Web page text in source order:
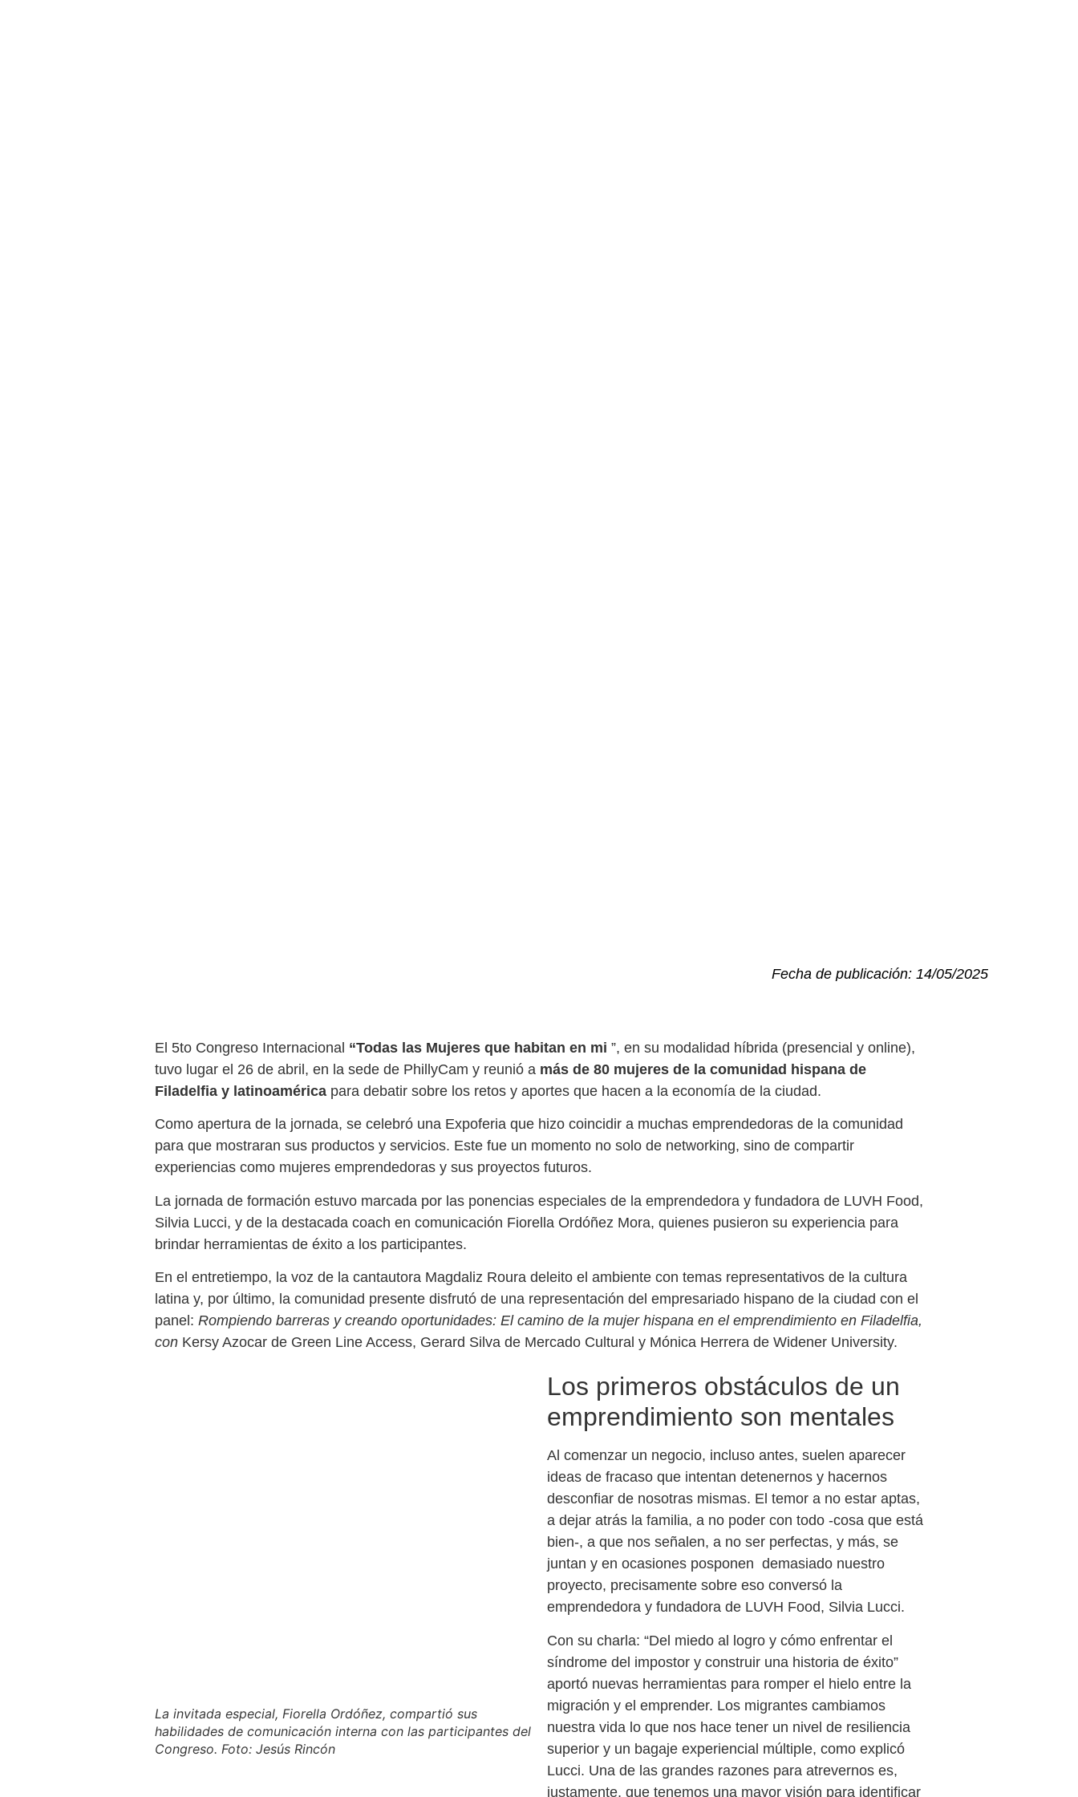
Fecha de publicación: 14/05/2025
El 5to Congreso Internacional “Todas las Mujeres que habitan en mi ”, en su modalidad híbrida (presencial y online),
tuvo lugar el 26 de abril, en la sede de PhillyCam y reunió a más de 80 mujeres de la comunidad hispana de
Filadelfia y latinoamérica para debatir sobre los retos y aportes que hacen a la economía de la ciudad.
Como apertura de la jornada, se celebró una Expoferia que hizo coincidir a muchas emprendedoras de la comunidad
para que mostraran sus productos y servicios. Este fue un momento no solo de networking, sino de compartir
experiencias como mujeres emprendedoras y sus proyectos futuros.
La jornada de formación estuvo marcada por las ponencias especiales de la emprendedora y fundadora de LUVH Food,
Silvia Lucci, y de la destacada coach en comunicación Fiorella Ordóñez Mora, quienes pusieron su experiencia para
brindar herramientas de éxito a los participantes.
En el entretiempo, la voz de la cantautora Magdaliz Roura deleito el ambiente con temas representativos de la cultura
latina y, por último, la comunidad presente disfrutó de una representación del empresariado hispano de la ciudad con el
panel: Rompiendo barreras y creando oportunidades: El camino de la mujer hispana en el emprendimiento en Filadelfia,
con Kersy Azocar de Green Line Access, Gerard Silva de Mercado Cultural y Mónica Herrera de Widener University.
La invitada especial, Fiorella Ordóñez, compartió sus
habilidades de comunicación interna con las participantes del
Congreso. Foto: Jesús Rincón
Los primeros obstáculos de un
emprendimiento son mentales
Al comenzar un negocio, incluso antes, suelen aparecer
ideas de fracaso que intentan detenernos y hacernos
desconfiar de nosotras mismas. El temor a no estar aptas,
a dejar atrás la familia, a no poder con todo -cosa que está
bien-, a que nos señalen, a no ser perfectas, y más, se
juntan y en ocasiones posponen demasiado nuestro
proyecto, precisamente sobre eso conversó la
emprendedora y fundadora de LUVH Food, Silvia Lucci.
Con su charla: “Del miedo al logro y cómo enfrentar el
síndrome del impostor y construir una historia de éxito”
aportó nuevas herramientas para romper el hielo entre la
migración y el emprender. Los migrantes cambiamos
nuestra vida lo que nos hace tener un nivel de resiliencia
superior y un bagaje experiencial múltiple, como explicó
Lucci. Una de las grandes razones para atrevernos es,
justamente, que tenemos una mayor visión para identificar